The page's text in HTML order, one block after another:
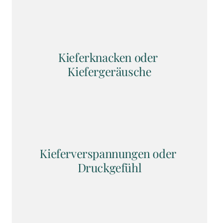
Kieferknacken oder
Kiefergeräusche
Kieferverspannungen oder
Druckgefühl